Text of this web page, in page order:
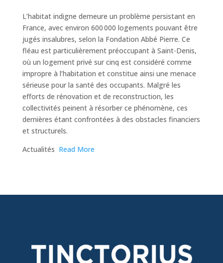
L’habitat indigne demeure un problème persistant en
France, avec environ 600 000 logements pouvant être
jugés insalubres, selon la Fondation Abbé Pierre. Ce
fléau est particulièrement préoccupant à Saint-Denis,
où un logement privé sur cinq est considéré comme
impropre à l’habitation et constitue ainsi une menace
sérieuse pour la santé des occupants. Malgré les
efforts de rénovation et de reconstruction, les
collectivités peinent à résorber ce phénomène, ces
dernières étant confrontées à des obstacles financiers
et structurels.
​Actualités Read More